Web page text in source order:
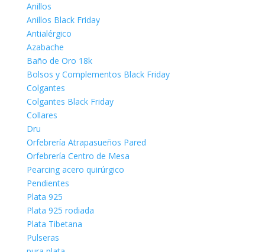
Anillos
Anillos Black Friday
Antialérgico
Azabache
Baño de Oro 18k
Bolsos y Complementos Black Friday
Colgantes
Colgantes Black Friday
Collares
Dru
Orfebrería Atrapasueños Pared
Orfebrería Centro de Mesa
Pearcing acero quirúrgico
Pendientes
Plata 925
Plata 925 rodiada
Plata Tibetana
Pulseras